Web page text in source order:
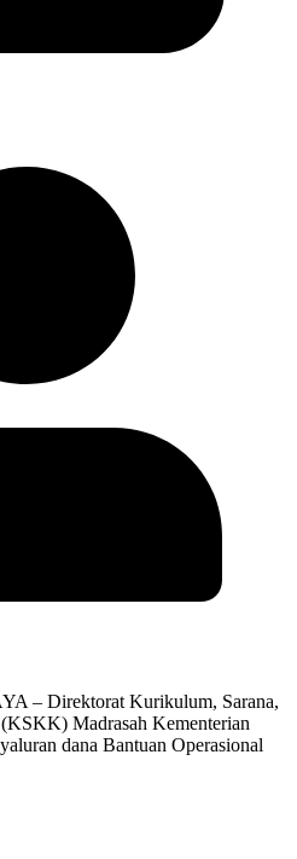
– Direktorat Kurikulum, Sarana,
Madrasah Kementerian
dana Bantuan Operasional